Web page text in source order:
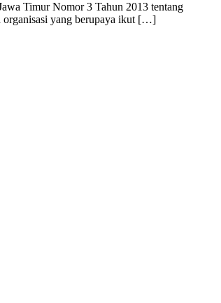
Timur Nomor 3 Tahun 2013 tentang
organisasi yang berupaya ikut […]